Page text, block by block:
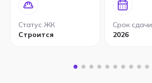
Статус ЖК
Строится
Срок сдачи
2026